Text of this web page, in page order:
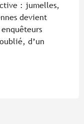
: jumelles,
devient
d’un